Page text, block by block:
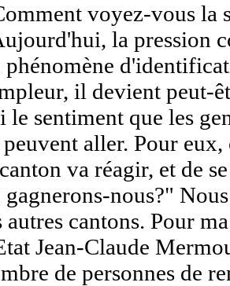
voyez-vous la
la pression
phénomène
il devient peut-
le sentiment que les
aller. Pour
va réagir, et de
gagnerons-nous?"
autres cantons. Pour
Jean-Claude
de personnes de